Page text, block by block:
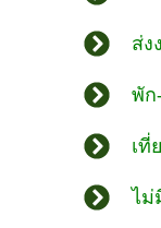
ส่ง
พัก
เที่
ไม่